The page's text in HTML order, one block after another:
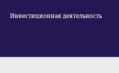
Инвестиционная деятельность